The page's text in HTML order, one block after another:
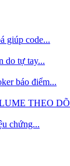
giúp code...
do tự tay...
báo điểm...
THEO
chứng...